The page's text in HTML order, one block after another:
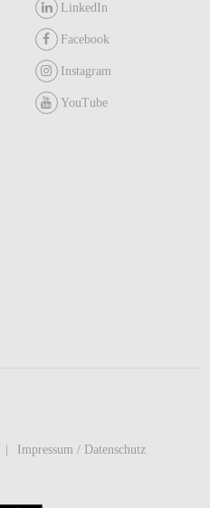
LinkedIn
Facebook
Instagram
YouTube
Impressum / Datenschutz